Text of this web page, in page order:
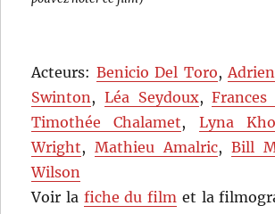
Acteurs: Benicio Del Toro,
Swinton , Léa Seydoux,Frances
Timothée Chalamet, Lyna
Wright,Mathieu Amalric, Bill
Wilson
Voir la fiche du film et la